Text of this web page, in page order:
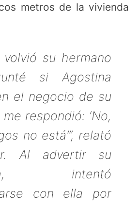
metros de la vivienda
volvió su hermano
si Agostina
el negocio de su
respondió: ‘No,
no está’”, relató
Al advertir su
intentó
con ella por